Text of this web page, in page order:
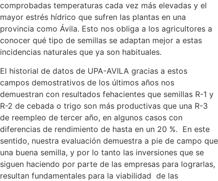
comprobadas temperaturas cada vez más elevadas y el
mayor estrés hídrico que sufren las plantas en una
provincia como Ávila. Esto nos obliga a los agricultores a
conocer qué tipo de semillas se adaptan mejor a estas
incidencias naturales que ya son habituales.
El historial de datos de UPA-AVILA gracias a estos
campos demostrativos de los últimos años nos
demuestran con resultados fehacientes que semillas R-1 y
R-2 de cebada o trigo son más productivas que una R-3
de reempleo de tercer año, en algunos casos con
diferencias de rendimiento de hasta en un 20 %. En este
sentido, nuestra evaluación demuestra a pie de campo que
una buena semilla, y por lo tanto las inversiones que se
siguen haciendo por parte de las empresas para lograrlas,
resultan fundamentales para la viabilidad de las